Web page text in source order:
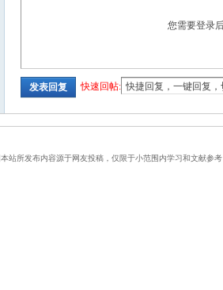
您需要登录
发表回复 快速回帖:
本站所发布内容源于网友投稿，仅限于小范围内学习和文献参